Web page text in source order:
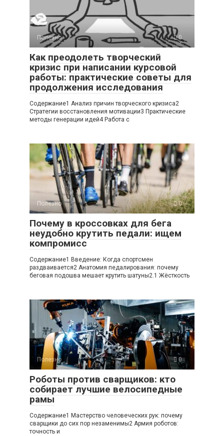
Полезно 0
Как преодолеть творческий
кризис при написании курсовой
работы: практические советы для
продолжения исследования
Содержание1 Анализ причин творческого кризиса2
Стратегии восстановления мотивации3 Практические
методы генерации идей4 Работа с
Полезно 0
Почему в кроссовках для бега
неудобно крутить педали: ищем
компромисс
Содержание1 Введение: Когда спортсмен
раздваивается2 Анатомия педалирования: почему
беговая подошва мешает крутить шатуны2.1 Жёсткость
Полезно 0
Роботы против сварщиков: кто
собирает лучшие велосипедные
рамы
Содержание1 Мастерство человеческих рук: почему
сварщики до сих пор незаменимы2 Армия роботов:
точность и